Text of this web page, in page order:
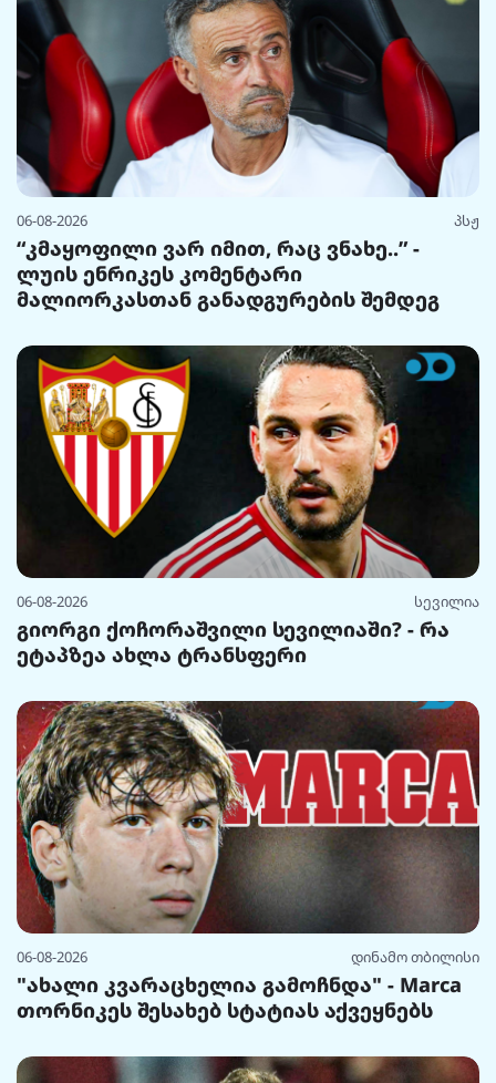
06-08-2026 პსჟ
“კმაყოფილი ვარ იმით, რაც ვნახე..” -
ლუის ენრიკეს კომენტარი
მალიორკასთან განადგურების შემდეგ
06-08-2026 სევილია
გიორგი ქოჩორაშვილი სევილიაში? - რა
ეტაპზეა ახლა ტრანსფერი
06-08-2026 დინამო თბილისი
"ახალი კვარაცხელია გამოჩნდა" - Marca
თორნიკეს შესახებ სტატიას აქვეყნებს